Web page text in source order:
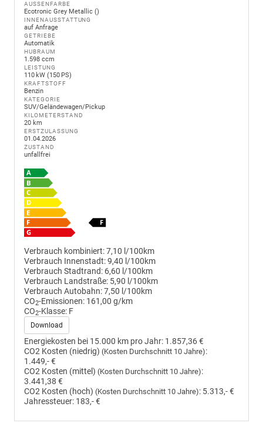
AUSSENFARBE
Ecotronic Grey Metallic ()
INNENAUSSTATTUNG
auf Anfrage
GETRIEBE
Automatik
HUBRAUM
1.598 ccm
LEISTUNG
110 kW (150 PS)
KRAFTSTOFF
Benzin
KATEGORIE
SUV/Geländewagen/Pickup
KILOMETERSTAND
20 km
ERSTZULASSUNG
01.04.2026
ZUSTAND
unfallfrei
Verbrauch kombiniert:7,10 l/100km
Verbrauch Innenstadt:9,40 l/100km
Verbrauch Stadtrand: 6,60 l/100km
Verbrauch Landstraße: 5,90 l/100km
Verbrauch Autobahn:7,50 l/100km
CO2-Emissionen: 161,00 g/km
CO2-Klasse: F
Download
Energiekosten bei 15.000 km pro Jahr: 1.857,36 €
CO2 Kosten (niedrig) (Kosten Durchschnitt 10 Jahre):
1.449,- €
CO2 Kosten (mittel) (Kosten Durchschnitt 10 Jahre):
3.441,38 €
CO2 Kosten (hoch) (Kosten Durchschnitt 10 Jahre): 5.313,- €
Jahressteuer: 183,- €